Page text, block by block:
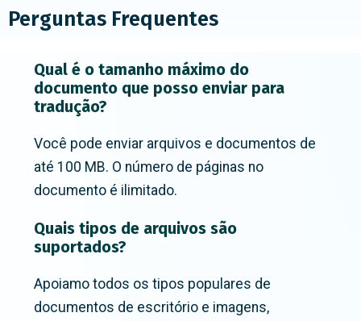
Perguntas Frequentes
Qual é o tamanho máximo do
documento que posso enviar para
tradução?
Você pode enviar arquivos e documentos de
até 100 MB. O número de páginas no
documento é ilimitado.
Quais tipos de arquivos são
suportados?
Apoiamo todos os tipos populares de
documentos de escritório e imagens,